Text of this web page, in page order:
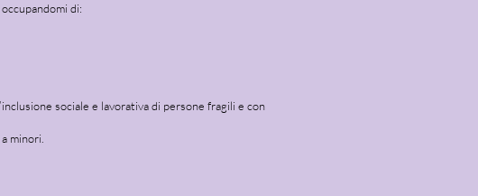
di:
sociale e lavorativa di persone fragili e con
minori.